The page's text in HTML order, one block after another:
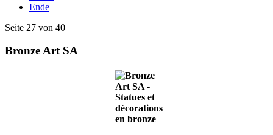
Ende
Seite 27 von 40
Bronze Art SA